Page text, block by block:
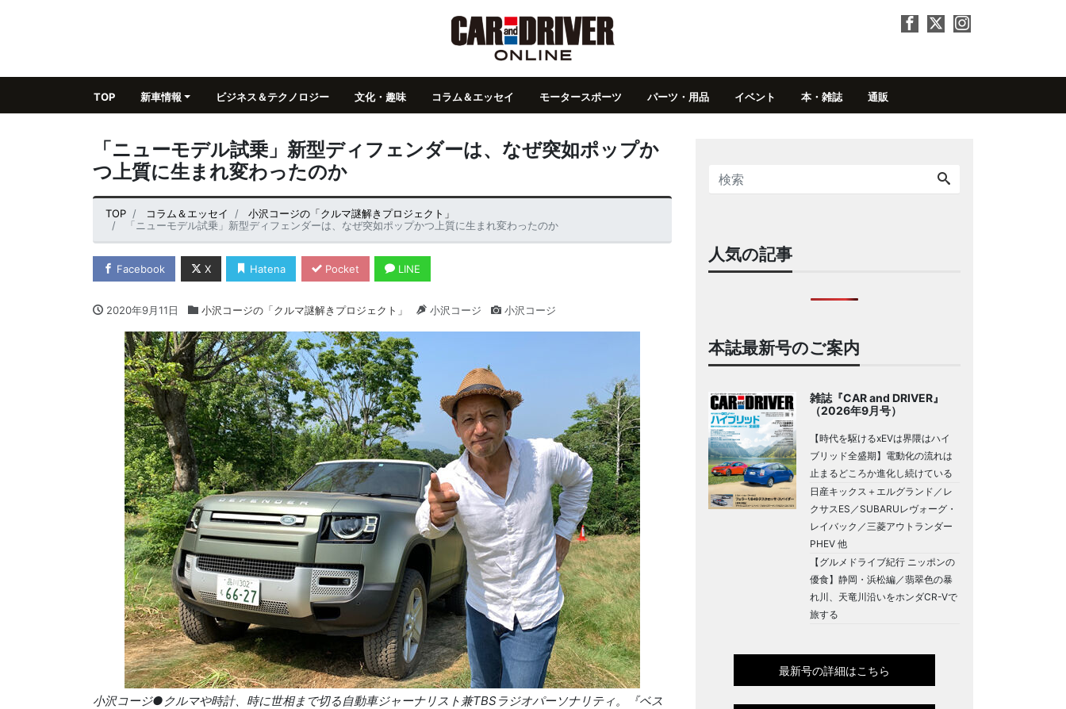
TOP 新車情報 ビジネス＆テクノロジー 文化・趣味 コラム＆エッセイ モータースポーツ パーツ・用品 イベント 本・雑誌 通販
「ニューモデル試乗」新型ディフェンダーは、なぜ突如ポップか
つ上質に生まれ変わったのか
TOP コラム＆エッセイ
小沢コージの「クルマ謎解きプロジェクト」
「ニューモデル試乗」新型ディフェンダーは、なぜ突如ポップかつ上質に生まれ変わったのか
Facebook X Hatena Pocket LINE
2020年9月11日 小沢コージの「クルマ謎解きプロジェクト」 小沢コージ 小沢コージ
小沢コージ●クルマや時計、時に世相まで切る自動車ジャーナリスト兼TBSラジオパーソナリティ。『ベス
人気の記事
本誌最新号のご案内
雑誌『CAR and DRIVER』
（2026年9月号）
【時代を駆けるxEVは界隈はハイ
ブリッド全盛期】電動化の流れは
止まるどころか進化し続けている
日産キックス＋エルグランド／レ
クサスES／SUBARUレヴォーグ・
レイバック／三菱アウトランダー
PHEV 他
【グルメドライブ紀行 ニッポンの
優食】静岡・浜松編／翡翠色の暴
れ川、天竜川沿いをホンダCR-Vで
旅する
最新号の詳細はこちら